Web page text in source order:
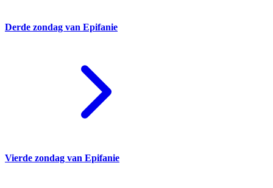
Derde zondag van Epifanie
Vierde zondag van Epifanie